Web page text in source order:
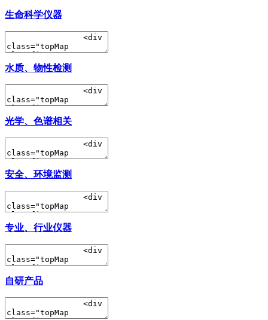
生命科学仪器
水质、物性检测
光学、色谱相关
安全、环境监测
专业、行业仪器
自研产品